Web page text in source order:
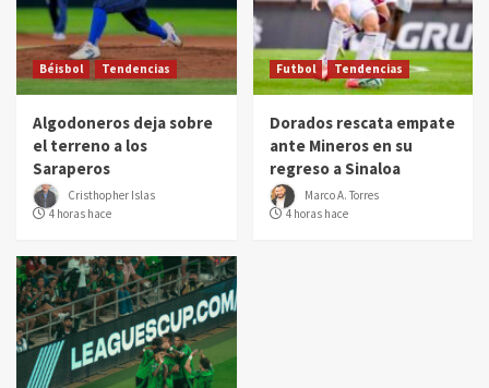
Béisbol Tendencias
Algodoneros deja sobre
el terreno a los
Saraperos
Cristhopher Islas
4 horas hace
Futbol Tendencias
Dorados rescata empate
ante Mineros en su
regreso a Sinaloa
Marco A. Torres
4 horas hace